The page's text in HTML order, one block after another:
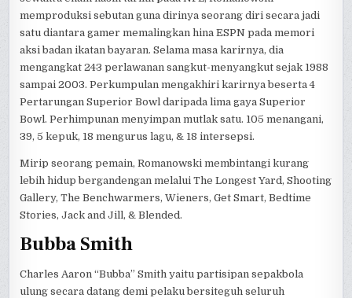
memproduksi sebutan guna dirinya seorang diri secara jadi
satu diantara gamer memalingkan hina ESPN pada memori
aksi badan ikatan bayaran. Selama masa karirnya, dia
mengangkat 243 perlawanan sangkut-menyangkut sejak 1988
sampai 2003. Perkumpulan mengakhiri karirnya beserta 4
Pertarungan Superior Bowl daripada lima gaya Superior
Bowl. Perhimpunan menyimpan mutlak satu. 105 menangani,
39, 5 kepuk, 18 mengurus lagu, & 18 intersepsi.
Mirip seorang pemain, Romanowski membintangi kurang
lebih hidup bergandengan melalui The Longest Yard, Shooting
Gallery, The Benchwarmers, Wieners, Get Smart, Bedtime
Stories, Jack and Jill, & Blended.
Bubba Smith
Charles Aaron “Bubba” Smith yaitu partisipan sepakbola
ulung secara datang demi pelaku bersiteguh seluruh